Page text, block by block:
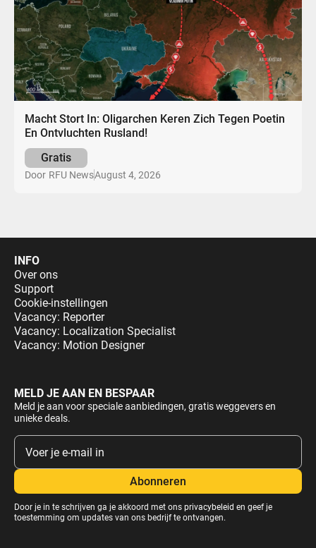
Macht Stort In: Oligarchen Keren Zich Tegen Poetin
En Ontvluchten Rusland!
Gratis
Door RFU NewsAugust 4, 2026
INFO
Over ons
Support
Cookie-instellingen
Vacancy: Reporter
Vacancy: Localization Specialist
Vacancy: Motion Designer
MELD JE AAN EN BESPAAR
Meld je aan voor speciale aanbiedingen, gratis weggevers en
unieke deals.
Door je in te schrijven ga je akkoord met ons privacybeleid en geef je
toestemming om updates van ons bedrijf te ontvangen.